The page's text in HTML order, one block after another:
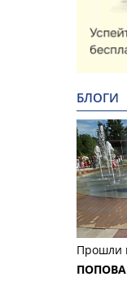
БЛОГИ
Прошли
ПОПОВА